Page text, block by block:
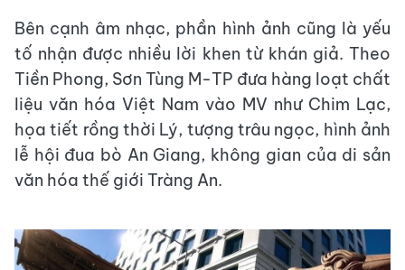
Bên cạnh âm nhạc, phần hình ảnh cũng là yếu
tố nhận được nhiều lời khen từ khán giả. Theo
Tiền Phong, Sơn Tùng M-TP đưa hàng loạt chất
liệu văn hóa Việt Nam vào MV như Chim Lạc,
họa tiết rồng thời Lý, tượng trâu ngọc, hình ảnh
lễ hội đua bò An Giang, không gian của di sản
văn hóa thế giới Tràng An.